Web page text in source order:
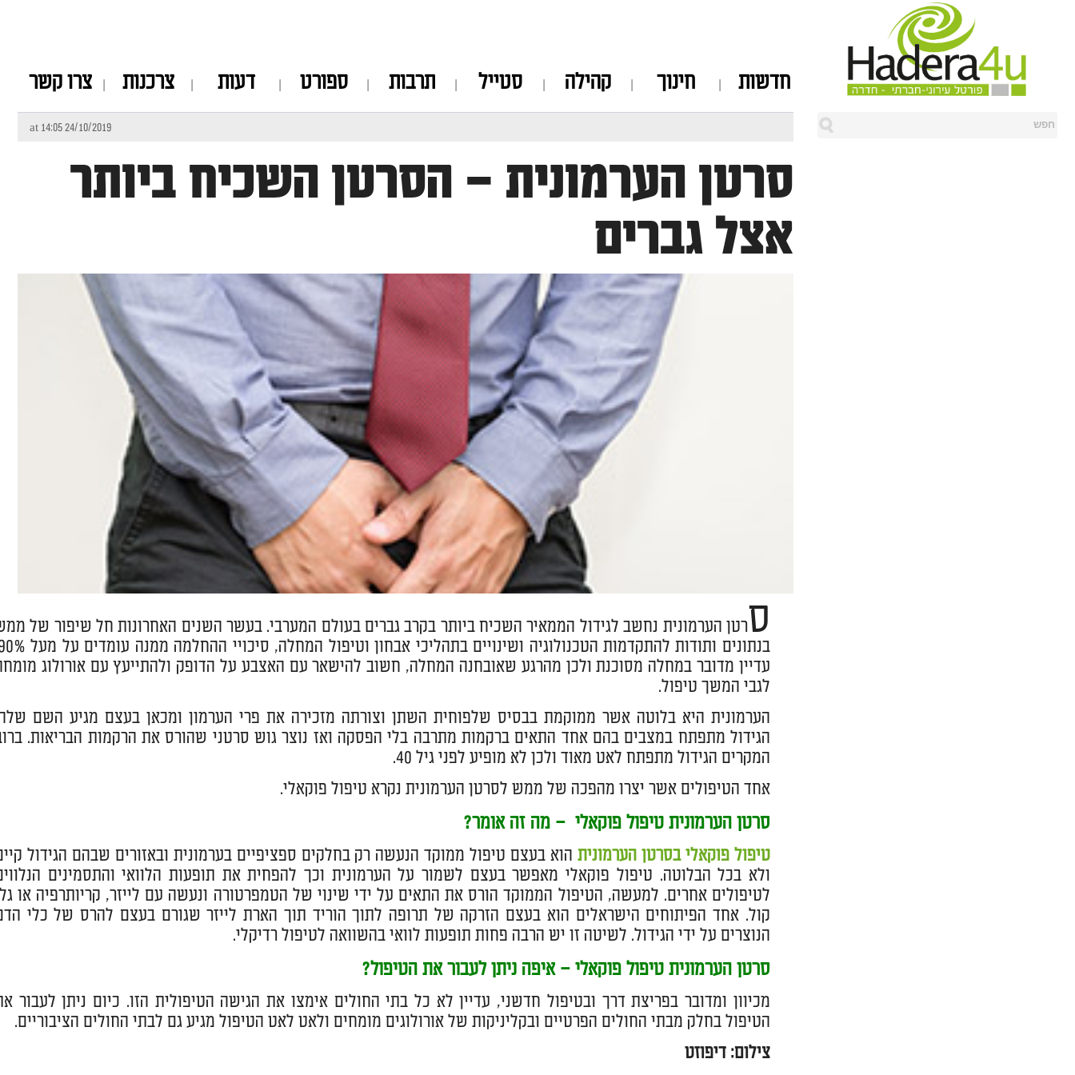
חדשות חינוך קהילה סטייל תרבות ספורט דעות צרכנות צרו קשר
24/10/2019 at 14:05
סרטן הערמונית – הסרטן השכיח ביותר
אצל גברים
סרטן הערמונית נחשב לגידול הממאיר השכיח ביותר בקרב גברים בעולם המערבי. בעשר השנים האחרונות חל שיפור של
עדיין מדובר במחלה מסוכנת ולכן מהרגע שאובחנה המחלה, חשוב להישאר עם האצבע על הדופק ולהתייעץ עם אורולוג
לגבי המשך טיפול.
הערמונית היא בלוטה אשר ממוקמת בבסיס שלפוחית השתן וצורתה מזכירה את פרי הערמון ומכאן בעצם מגיע השם
הגידול מתפתח במצבים בהם אחד התאים ברקמות מתרבה בלי הפסקה ואז נוצר גוש סרטני שהורס את הרקמות הבריאות.
המקרים הגידול מתפתח לאט מאוד ולכן לא מופיע לפני גיל 40.
אחד הטיפולים אשר יצרו מהפכה של ממש לסרטן הערמונית נקרא טיפול פוקאלי.
סרטן הערמונית טיפול פוקאלי – מה זה אומר?
טיפול פוקאלי בסרטן הערמוניתהוא בעצם טיפול ממוקד הנעשה רק בחלקים ספציפיים בערמונית ובאזורים שבהם הגידול
ולא בכל הבלוטה. טיפול פוקאלי מאפשר בעצם לשמור על הערמונית וכך להפחית את תופעות הלוואי והתסמינים
לטיפולים אחרים. למעשה, הטיפול הממוקד הורס את התאים על ידי שינוי של הטמפרטורה ונעשה עם לייזר, קריותרפיה או
קול. אחד הפיתוחים הישראלים הוא בעצם הזרקה של תרופה לתוך הוריד תוך הארת לייזר שגורם בעצם להרס של כלי
הנוצרים על ידי הגידול. לשיטה זו יש הרבה פחות תופעות לוואי בהשוואה לטיפול רדיקלי.
סרטן הערמונית טיפול פוקאלי – איפה ניתן לעבור את הטיפול?
מכיוון ומדובר בפריצת דרך ובטיפול חדשני, עדיין לא כל בתי החולים אימצו את הגישה הטיפולית הזו. כיום ניתן לעבור
הטיפול בחלק מבתי החולים הפרטיים ובקליניקות של אורולוגים מומחים ולאט לאט הטיפול מגיע גם לבתי החולים הציבוריים.
צילום: דיפוזט